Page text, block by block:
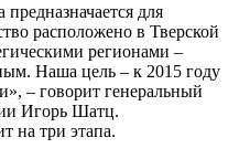
для
расположено в Тверской
регионами –
Наша цель – к 2015 году
– говорит генеральный
Игорь Шатц.
на три этапа.